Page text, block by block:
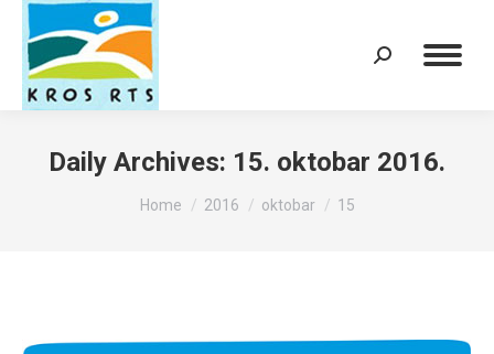
Search:
Daily Archives: 15. oktobar 2016.
You are here:
Home 2016 oktobar 15